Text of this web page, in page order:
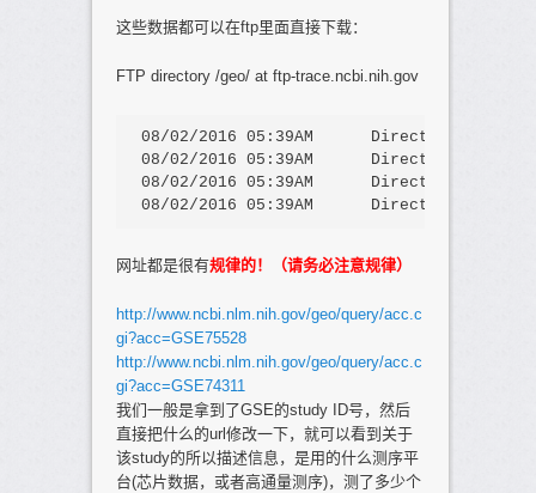
这些数据都可以在ftp里面直接下载：
FTP directory /geo/ at ftp-trace.ncbi.nih.gov
08/02/2016 05:39AM      Directory
08/02/2016 05:39AM      Directory
08/02/2016 05:39AM      Directory
08/02/2016 05:39AM      Directory
网址都是很有规律的！（请务必注意规律）
http://www.ncbi.nlm.nih.gov/geo/query/acc.c
gi?acc=GSE75528
http://www.ncbi.nlm.nih.gov/geo/query/acc.c
gi?acc=GSE74311
我们一般是拿到了GSE的study ID号，然后
直接把什么的url修改一下，就可以看到关于
该study的所以描述信息，是用的什么测序平
台(芯片数据，或者高通量测序)，测了多少个